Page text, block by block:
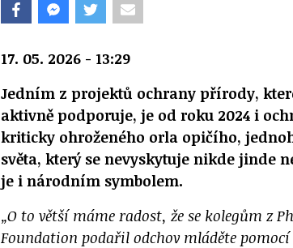
17. 05. 2026 - 13:29
Jedním z projektů ochrany přírody,
aktivně podporuje, je od roku 2024 i
kriticky ohroženého orla opičího,
světa, který se nevyskytuje nikde jinde
je i národním symbolem.
„O to větší máme radost, že se kolegům z
Foundation podařil odchov mláděte